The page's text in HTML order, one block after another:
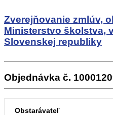
Zverejňovanie zmlúv,
Ministerstvo školstva,
Slovenskej republiky
Objednávka č.
Obstarávateľ